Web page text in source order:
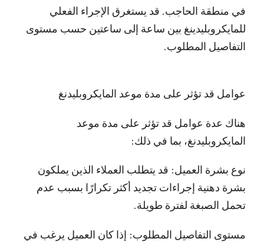
في منطقة الحاجب. قد يستغرق الإجراء الفعلي
للمايكروبليدينغ بين ساعة إلى ساعتين حسب مستوى
التفاصيل المطلوب.
عوامل قد تؤثر على مدة موعد المايكروبليدنغ
هناك عدة عوامل قد تؤثر على مدة موعد
المايكروبليدنغ، بما في ذلك:
نوع بشرة العميل: قد يتطلب العملاء الذين يملكون
بشرة دهنية إجراءات تجديد أكثر تكرارًا بسبب عدم
تحمل الصبغة لفترة طويلة.
مستوى التفاصيل المطلوب: إذا كان العميل يرغب في